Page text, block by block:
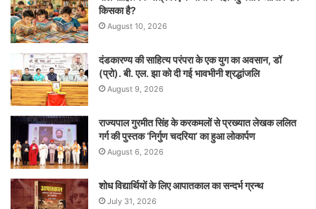
किसका है?
August 10, 2026
दंडकारण्य की साहित्य परंपरा के एक युग का अवसान, डॉ
(प्रो). बी. एल. झा को दी गई भावभीनी श्रद्धांजलि
August 9, 2026
राज्यपाल गुरमीत सिंह के करकमलों से प्रख्यात लेखक ललित
गर्ग की पुस्तक ‘निर्गुण चदरिया’ का हुआ लोकार्पण
August 6, 2026
शोध विद्यार्थियों के लिए आपातकाल का सन्दर्भ ग्रन्थ
July 31, 2026